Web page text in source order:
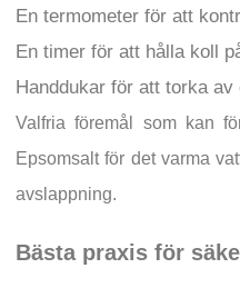
En termometer för att
En timer för att hålla koll
Handdukar för att torka av
Valfria föremål som kan
Epsomsalt för det varma
avslappning.
Bästa praxis för